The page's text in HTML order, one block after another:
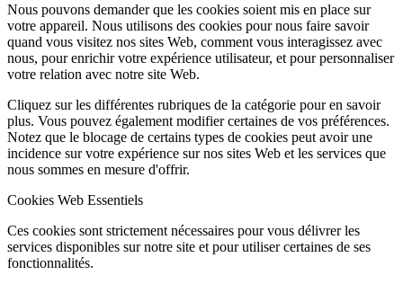
Nous pouvons demander que les cookies soient mis en place sur
votre appareil. Nous utilisons des cookies pour nous faire savoir
quand vous visitez nos sites Web, comment vous interagissez avec
nous, pour enrichir votre expérience utilisateur, et pour personnaliser
votre relation avec notre site Web.
Cliquez sur les différentes rubriques de la catégorie pour en savoir
plus. Vous pouvez également modifier certaines de vos préférences.
Notez que le blocage de certains types de cookies peut avoir une
incidence sur votre expérience sur nos sites Web et les services que
nous sommes en mesure d'offrir.
Cookies Web Essentiels
Ces cookies sont strictement nécessaires pour vous délivrer les
services disponibles sur notre site et pour utiliser certaines de ses
fonctionnalités.